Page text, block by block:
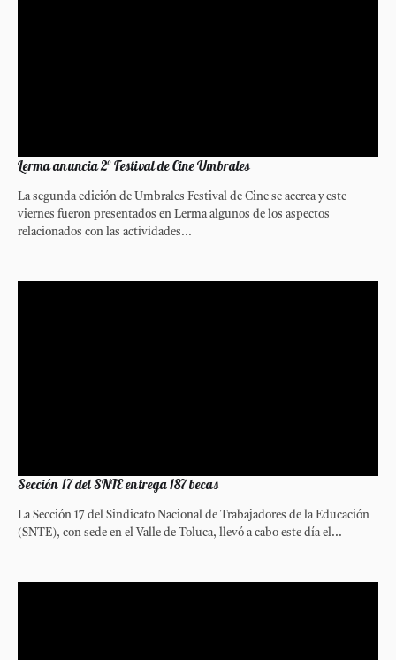
Lerma anuncia 2° Festival de Cine Umbrales
La segunda edición de Umbrales Festival de Cine se acerca y este
viernes fueron presentados en Lerma algunos de los aspectos
relacionados con las actividades...
Sección 17 del SNTE entrega 187 becas
La Sección 17 del Sindicato Nacional de Trabajadores de la Educación
(SNTE), con sede en el Valle de Toluca, llevó a cabo este día el...